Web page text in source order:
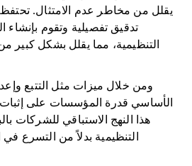
تدقيق تفصيلية وتقوم بإنشاء
التنظيمية، مما يقلل بشكل كبير
ومن خلال ميزات مثل التتبع
الأساسي قدرة المؤسسات على إثبات
هذا النهج الاستباقي للشركات
التنظيمية بدلاً من التسرع